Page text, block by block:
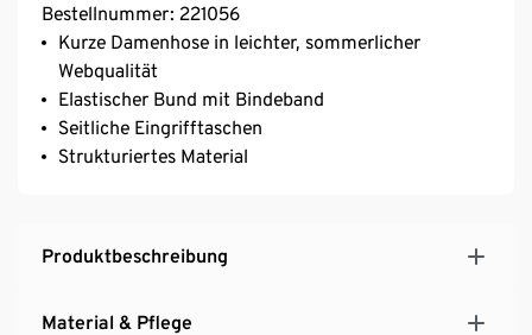
Bestellnummer: 221056
Kurze Damenhose in leichter, sommerlicher
Webqualität
Elastischer Bund mit Bindeband
Seitliche Eingrifftaschen
Strukturiertes Material
Produktbeschreibung
Material & Pflege